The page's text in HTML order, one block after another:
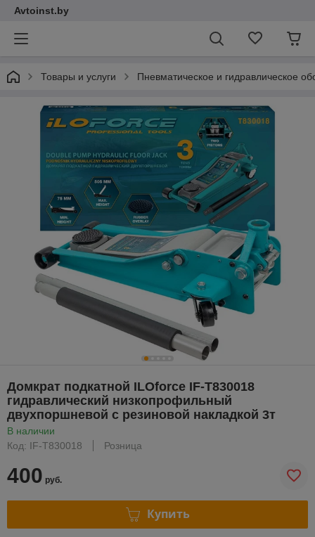
Avtoinst.by
Товары и услуги Пневматическое и гидравлическое
Домкрат подкатной ILOforce IF-T830018
гидравлический низкопрофильный
двухпоршневой с резиновой накладкой 3т
В наличии
Код: IF-T830018
Розница
400 руб.
Купить